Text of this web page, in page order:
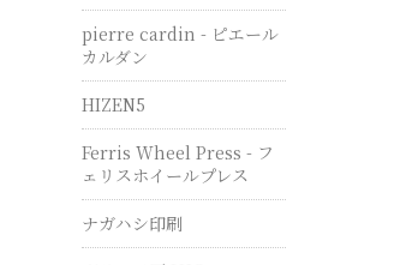
pierre cardin - ピエール
カルダン
HIZEN5
Ferris Wheel Press - フ
ェリスホイールプレス
ナガハシ印刷